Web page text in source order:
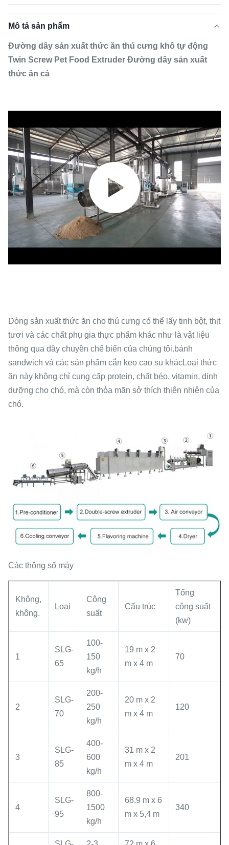
Mô tả sản phẩm
Đường dây sản xuất thức ăn thú cưng khô tự động
Twin Screw Pet Food Extruder Đường dây sản xuất
thức ăn cá
Dòng sản xuất thức ăn cho thú cưng có thể lấy tinh bột, thịt
tươi và các chất phụ gia thực phẩm khác như là vật liệu
thông qua dây chuyền chế biến của chúng tôi.bánh
sandwich và các sản phẩm cắn kẹo cao su khácLoại thức
ăn này không chỉ cung cấp protein, chất béo, vitamin, dinh
dưỡng cho chó, mà còn thỏa mãn sở thích thiên nhiên của
chó.
Các thông số máy
Không,
không.
Loại
Công
suất
Cấu trúc
Tổng
công suất
(kw)
1
SLG-
65
100-
150
kg/h
19 m x 2
m x 4 m
70
2
SLG-
70
200-
250
kg/h
20 m x 2
m x 4 m
120
3
SLG-
85
400-
600
kg/h
31 m x 2
m x 4 m
201
4
SLG-
95
800-
1500
kg/h
68.9 m x 6
m x 5,4 m
340